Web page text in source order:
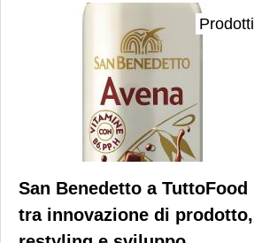
Prodotti
San Benedetto a TuttoFood
tra innovazione di prodotto,